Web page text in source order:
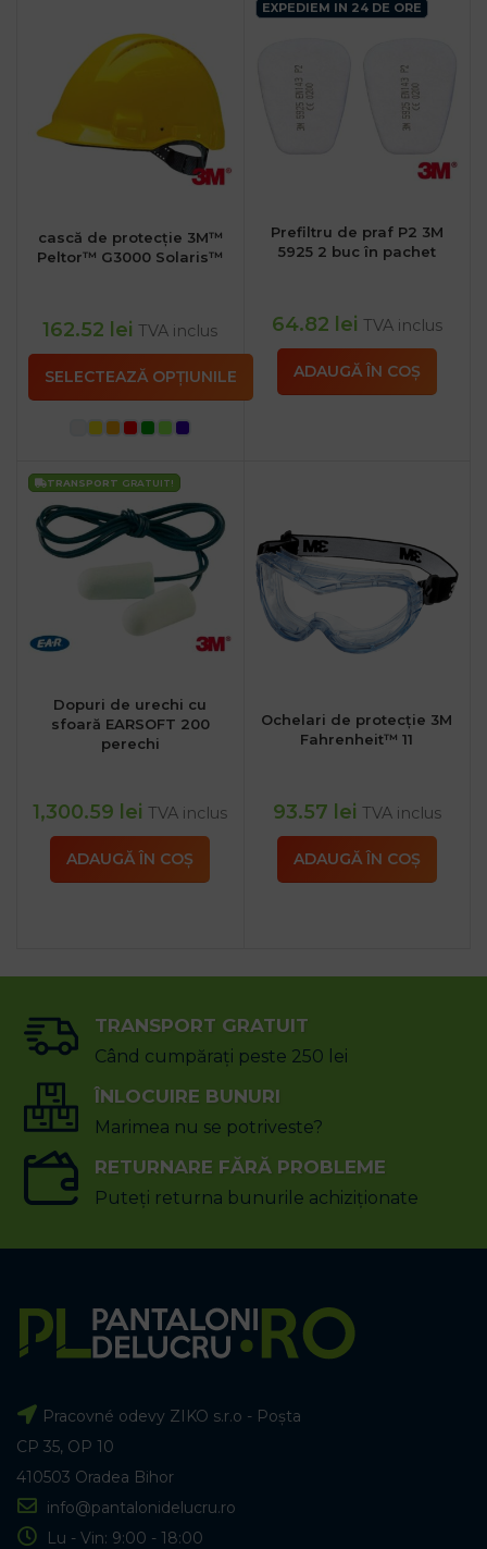
cască de protecție 3M™
Peltor™ G3000 Solaris™
162.52 lei TVA inclus
SELECTEAZĂ OPȚIUNILE
EXPEDIEM IN 24 DE ORE
Prefiltru de praf P2 3M
5925 2 buc în pachet
64.82 lei TVA inclus
ADAUGĂ ÎN COȘ
TRANSPORT GRATUIT!
Dopuri de urechi cu
sfoară EARSOFT 200
perechi
1,300.59 lei TVA inclus
ADAUGĂ ÎN COȘ
Ochelari de protecție 3M
Fahrenheit™ 11
93.57 lei TVA inclus
ADAUGĂ ÎN COȘ
TRANSPORT GRATUIT
Când cumpărați peste 250 lei
ÎNLOCUIRE BUNURI
Marimea nu se potriveste?
RETURNARE FĂRĂ PROBLEME
Puteți returna bunurile achiziționate
Pracovné odevy ZIKO s.r.o - Poșta
CP 35, OP 10
410503 Oradea Bihor
info@pantalonidelucru.ro
Lu - Vin: 9:00 - 18:00